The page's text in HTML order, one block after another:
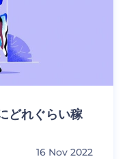
どれぐらい稼
16 Nov 2022